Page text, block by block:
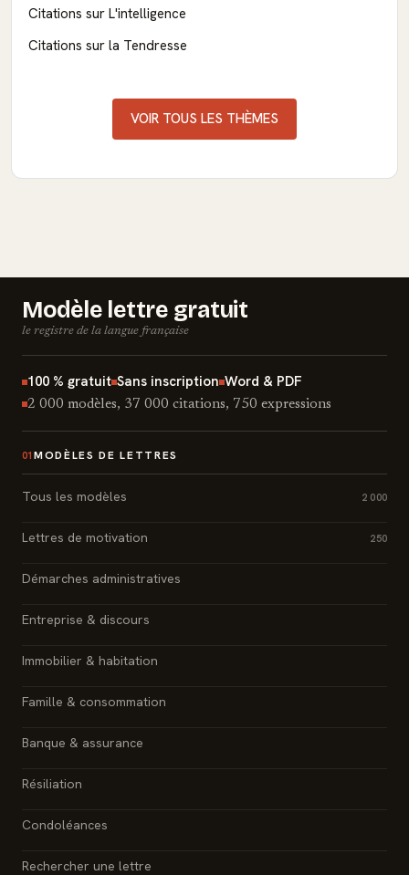
Citations sur L'intelligence
Citations sur la Tendresse
VOIR TOUS LES THÈMES
Modèle lettre gratuit
le registre de la langue française
100 % gratuit Sans inscription Word & PDF
2 000 modèles, 37 000 citations, 750 expressions
01 MODÈLES DE LETTRES
Tous les modèles 2 000
Lettres de motivation 250
Démarches administratives
Entreprise & discours
Immobilier & habitation
Famille & consommation
Banque & assurance
Résiliation
Condoléances
Rechercher une lettre